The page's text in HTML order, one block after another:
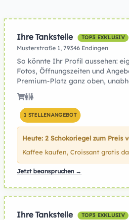
Ihre Tankstelle TOP3 EXKLUSIV
Musterstraße 1, 79346 Endingen
So könnte Ihr Profil aussehen:
Fotos, Öffnungszeiten und
Premium-Platz ganz oben,
1 STELLENANGEBOT
Heute: 2 Schokoriegel zum Preis
Kaffee kaufen, Croissant gratis
Jetzt beanspruchen →
Ihre Tankstelle TOP3 EXKLUSIV